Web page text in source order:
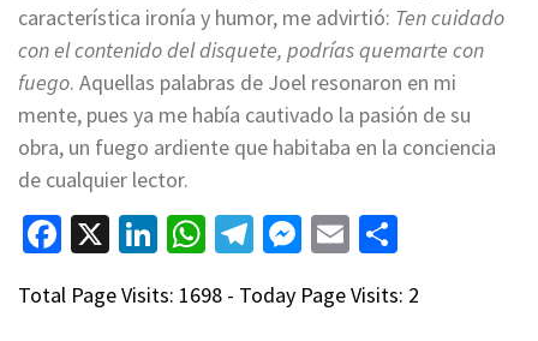
característica ironía y humor, me advirtió: Ten cuidado
con el contenido del disquete, podrías quemarte con
fuego. Aquellas palabras de Joel resonaron en mi
mente, pues ya me había cautivado la pasión de su
obra, un fuego ardiente que habitaba en la conciencia
de cualquier lector.
Facebook
X LinkedIn
WhatsApp
Telegram
Messenger
Email
Total Page Visits: 1698 - Today Page Visits: 2